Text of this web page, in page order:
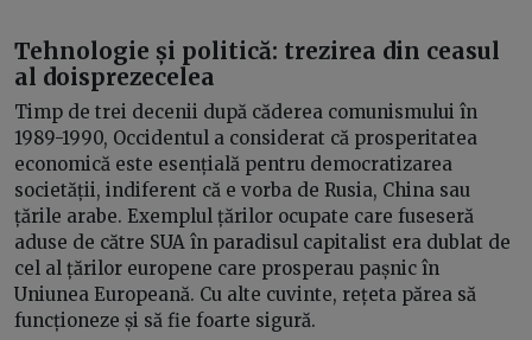
Tehnologie și politică: trezirea din ceasul
al doisprezecelea
Timp de trei decenii după căderea comunismului în
1989-1990, Occidentul a considerat că prosperitatea
economică este esențială pentru democratizarea
societății, indiferent că e vorba de Rusia, China sau
țările arabe. Exemplul țărilor ocupate care fuseseră
aduse de către SUA în paradisul capitalist era dublat de
cel al țărilor europene care prosperau pașnic în
Uniunea Europeană. Cu alte cuvinte, rețeta părea să
funcționeze și să fie foarte sigură.